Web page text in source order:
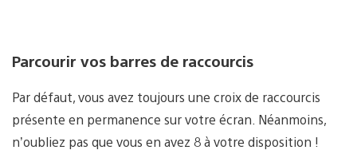
Parcourir vos barres de raccourcis
Par défaut, vous avez toujours une croix de raccourcis
présente en permanence sur votre écran. Néanmoins,
n’oubliez pas que vous en avez 8 à votre disposition !